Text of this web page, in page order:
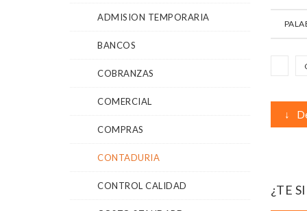
ADMISION TEMPORARIA
BANCOS
COBRANZAS
COMERCIAL
COMPRAS
CONTADURIA
CONTROL CALIDAD
↓
¿TE